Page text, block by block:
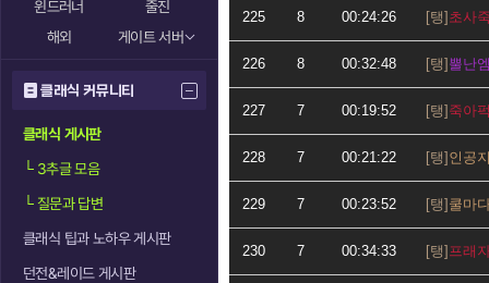
윈드러너
줄진
해외
게이트 서버
클래식 커뮤니티
클래식 게시판
└3추글 모음
└질문과 답변
클래식 팁과 노하우 게시판
던전&레이드 게시판
225 8 00:24:26 초사
226 8 00:32:48 뿔난
227 7 00:19:52 죽아
228 7 00:21:22 인공
229 7 00:23:52 쿨마
230 7 00:34:33 프래